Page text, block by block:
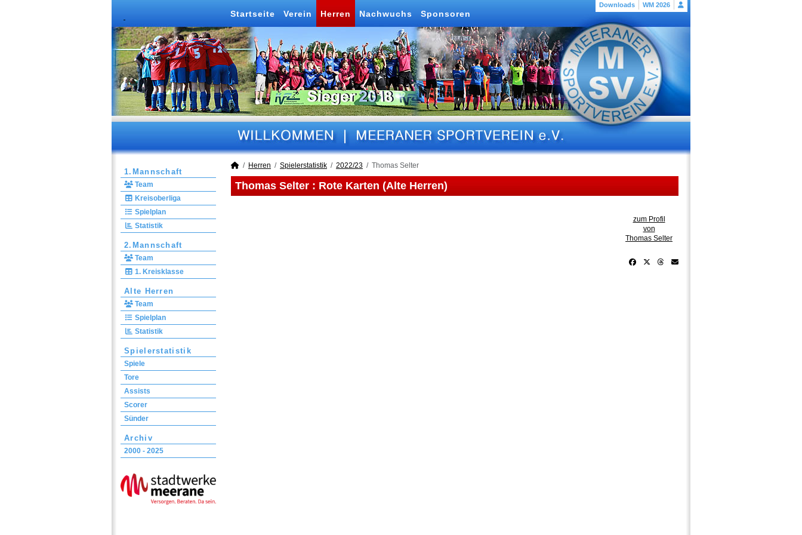
Downloads WM 2026
Startseite Verein Herren Nachwuchs Sponsoren
1.Mannschaft
Team
Kreisoberliga
Spielplan
Statistik
2.Mannschaft
Team
1. Kreisklasse
Alte Herren
Team
Spielplan
Statistik
Spielerstatistik
Spiele
Tore
Assists
Scorer
Sünder
Archiv
2000 - 2025
Herren Spielerstatistik 2022/23 Thomas Selter
Thomas Selter : Rote Karten (Alte Herren)
zum Profil
von
Thomas Selter